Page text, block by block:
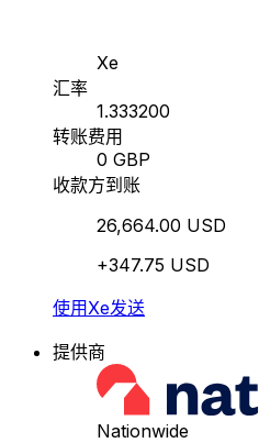
Xe
汇率
1.333200
转账费用
0 GBP
收款方到账
26,664.00 USD
+347.75 USD
使用Xe发送
提供商
Nationwide